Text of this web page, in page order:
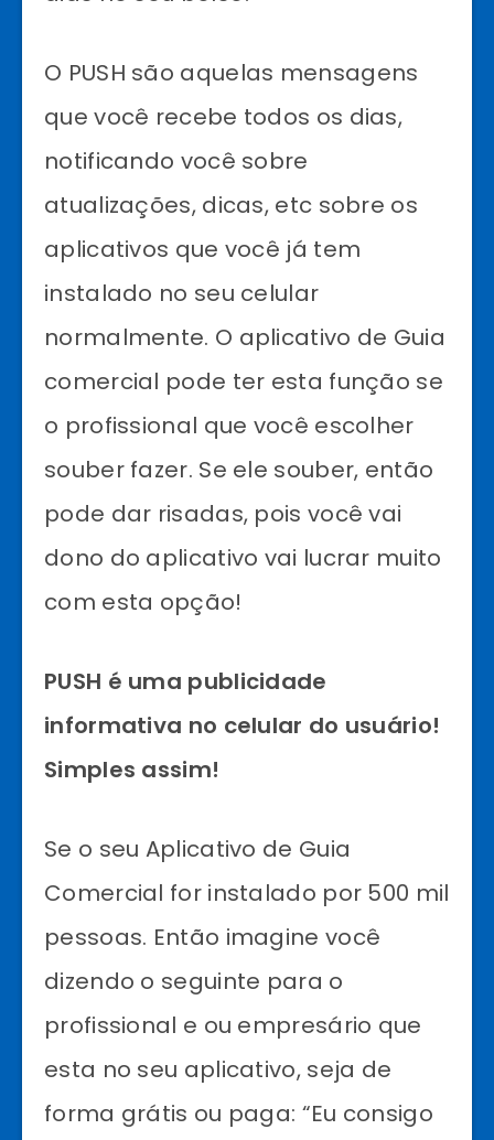
O PUSH são aquelas mensagens
que você recebe todos os dias,
notificando você sobre
atualizações, dicas, etc sobre os
aplicativos que você já tem
instalado no seu celular
normalmente. O aplicativo de Guia
comercial pode ter esta função se
o profissional que você escolher
souber fazer. Se ele souber, então
pode dar risadas, pois você vai
dono do aplicativo vai lucrar muito
com esta opção!
PUSH é uma publicidade
informativa no celular do usuário!
Simples assim!
Se o seu Aplicativo de Guia
Comercial for instalado por 500 mil
pessoas. Então imagine você
dizendo o seguinte para o
profissional e ou empresário que
esta no seu aplicativo, seja de
forma grátis ou paga: “Eu consigo